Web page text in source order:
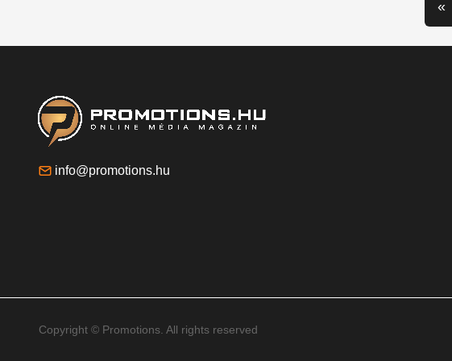
«
info@promotions.hu
Copyright © Promotions. All rights reserved